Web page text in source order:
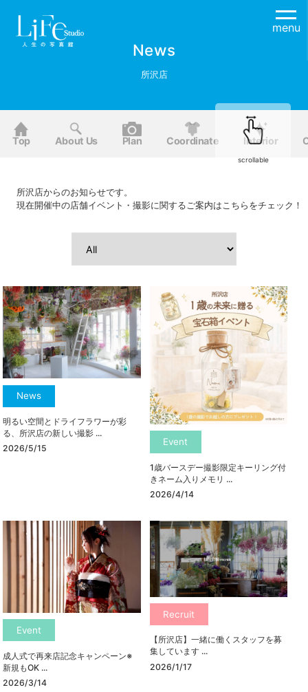
menu
News
所沢店
Top About Us Plan Coordinate Interior
所沢店からのお知らせです。
現在開催中の店舗イベント・撮影に関するご案内はこちらをチェック！
News
明るい空間とドライフラワーが彩
る、所沢店の新しい撮影 ...
2026/5/15
Event
1歳バースデー撮影限定キーリング付
きネーム入りメモリ ...
2026/4/14
Event
成人式で再来店記念キャンペーン※
新規もOK ...
2026/3/14
Recruit
【所沢店】一緒に働くスタッフを募
集しています ...
2026/1/17